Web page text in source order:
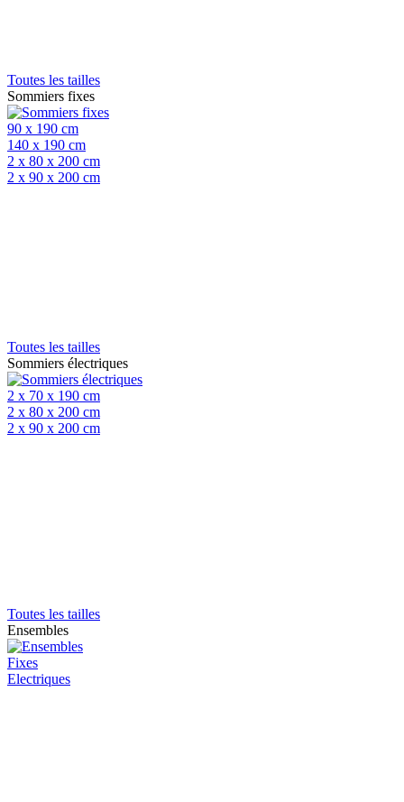
Toutes les tailles
Sommiers fixes
90 x 190 cm
140 x 190 cm
2 x 80 x 200 cm
2 x 90 x 200 cm
Toutes les tailles
Sommiers électriques
2 x 70 x 190 cm
2 x 80 x 200 cm
2 x 90 x 200 cm
Toutes les tailles
Ensembles
Fixes
Electriques